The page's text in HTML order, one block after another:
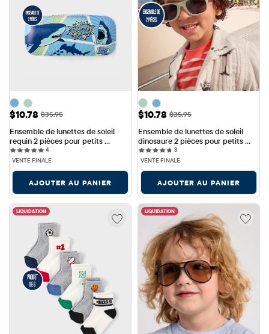
Prix ​​de vente: $10.78
$10.78 Prix ​​d'origine: $35.95
$35.95
Ensemble de lunettes de soleil
requin 2 pièces pour petits
garçons
44 reviews
VENTE FINALE
AJOUTER AU PANIER
Prix ​​de vente: $10.78
$10.78 Prix ​​d'origine: $35.95
$35.95
Ensemble de lunettes de soleil
dinosaure 2 pièces pour petits
garçons
33 reviews
VENTE FINALE
AJOUTER AU PANIER
LIQUIDATION LIQUIDATION